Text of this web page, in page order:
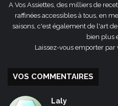
A Vos Assiettes, des milliers de
raffinées accessibles à tous, en
saisons, c'est également de l'art
bien plus
Laissez-vous emporter par
VOS COMMENTAIRES
Laly